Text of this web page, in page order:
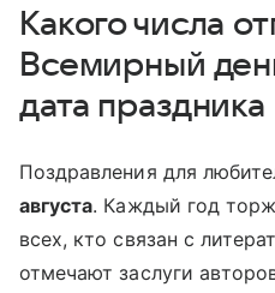
Какого числа
Всемирный
дата праздника
Поздравления для
августа. Каждый год
всех, кто связан с
отмечают заслуги